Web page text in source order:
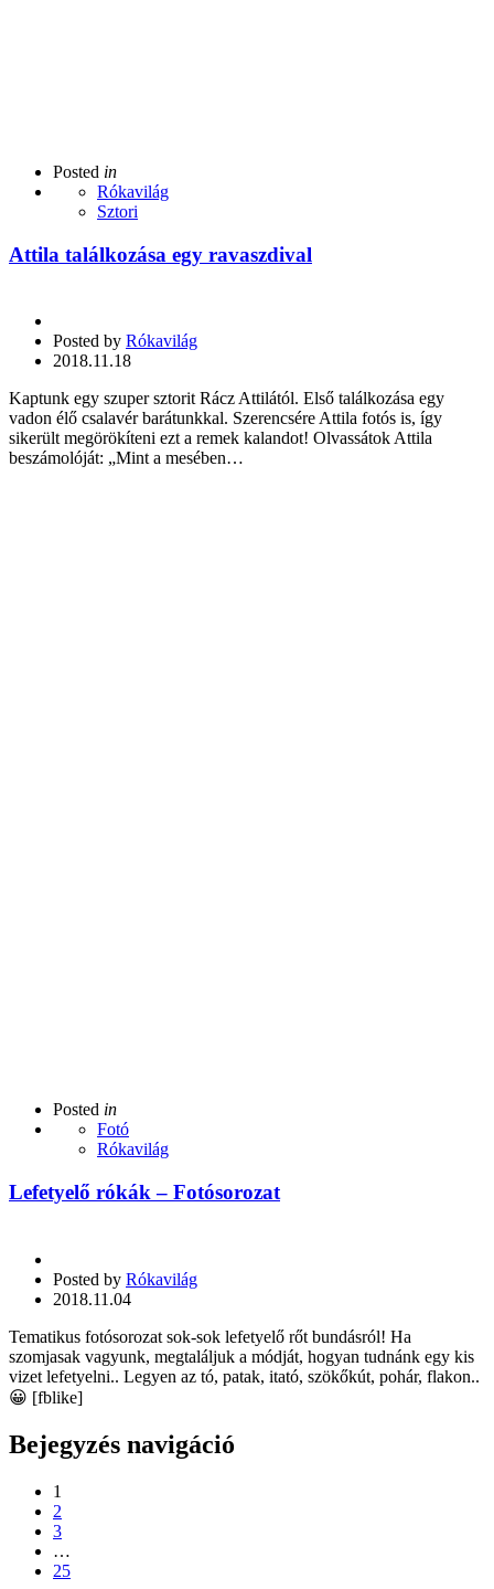
Posted in
Rókavilág
Sztori
Attila találkozása egy ravaszdival
Posted by Rókavilág
2018.11.18
Kaptunk egy szuper sztorit Rácz Attilától. Első találkozása egy
vadon élő csalavér barátunkkal. Szerencsére Attila fotós is, így
sikerült megörökíteni ezt a remek kalandot! Olvassátok Attila
beszámolóját: „Mint a mesében…
Posted in
Fotó
Rókavilág
Lefetyelő rókák – Fotósorozat
Posted by Rókavilág
2018.11.04
Tematikus fotósorozat sok-sok lefetyelő rőt bundásról! Ha
szomjasak vagyunk, megtaláljuk a módját, hogyan tudnánk egy kis
vizet lefetyelni.. Legyen az tó, patak, itató, szökőkút, pohár, flakon..
😀 [fblike]
Bejegyzés navigáció
1
2
3
…
25